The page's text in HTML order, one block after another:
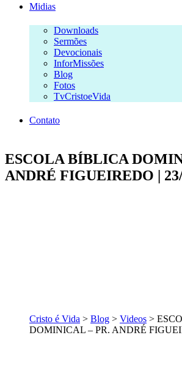
Midias
Downloads
Sermões
Devocionais
InforMissões
Blog
Fotos
TvCristoeVida
Contato
ESCOLA BÍBLICA
ANDRÉ FIGUEIREDO |
Cristo é Vida > Blog > Videos >
DOMINICAL – PR. ANDRÉ